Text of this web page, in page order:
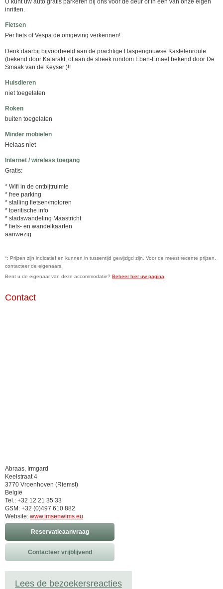
U kunt uw auto gratis parkeren bij ons voor de deur of in een van onze eigen
inritten.
Fietsen
Per fiets of Vespa de omgeving verkennen!
Denk daarbij bijvoorbeeld aan de prachtige Haspengouwse Kastelenroute
(bekend door Katarakt, of aan de streek rondom Eben-Emael bekend door De
Smaak van de Keyser )!!
Huisdieren
niet toegelaten
Roken
buiten toegelaten
Minder mobielen
Helaas niet
Internet / wireless toegang
Gratis:
* Wifi in de ontbijtruimte
* free parking
* stalling fietsen/motoren
* toeritische info
* stadswandeling Maastricht
* fiets- en wandelkaarten
aanwezig
*: Prijzen zijn indicatief en kunnen in tussentijd gewijzigd zijn. Voor de meest recente prijzen,
contacteer de eigenaars.
Bent u de eigenaar van deze accommodatie? Beheer hier uw pagina
Contact
Abraas, Irmgard
Keelstraat 4
3770 Vroenhoven (Riemst)
België
Tel.: +32 12 21 35 33
GSM: +32 (0)497 610 882
Website: www.imsenwims.eu
Reservatieaanvraag
Contacteer vrijblijvend
Lees de bezoekersreacties